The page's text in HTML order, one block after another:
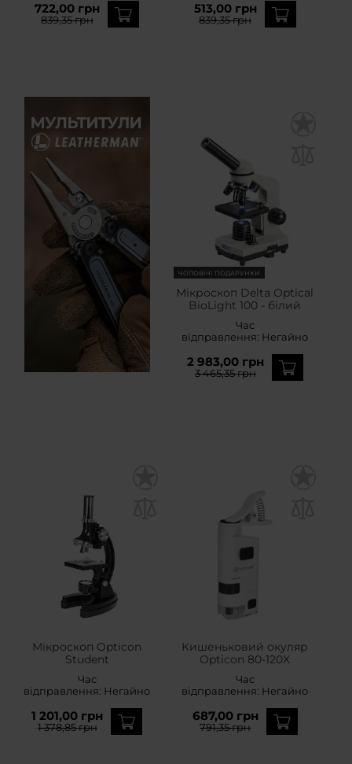
722,00 грн
839,35 грн
513,00 грн
839,35 грн
ЧОЛОВІЧІ ПОДАРУНКИ
Мікроскоп Delta Optical
BioLight 100 - білий
Час
відправлення: Негайно
2 983,00 грн
3 465,35 грн
Мікроскоп Opticon
Student
Час
відправлення: Негайно
1 201,00 грн
1 378,85 грн
Кишеньковий окуляр
Opticon 80-120X
Час
відправлення: Негайно
687,00 грн
791,35 грн